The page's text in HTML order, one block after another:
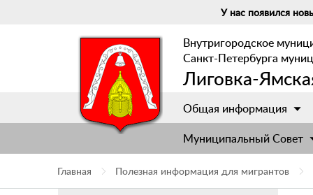
У нас появился
Внутригородское
Санкт-Петербурга
Лиговка-
Общая информация
Муниципальный Cовет
Главная Полезная информация для мигрантов